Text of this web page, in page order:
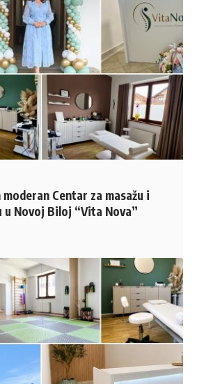
Centar za masažu i
Novoj Biloj “Vita Nova”